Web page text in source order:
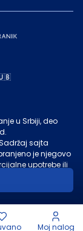
u Srbiji, deo
sajta
je njegovo
upotrebe ili
Moj nalog